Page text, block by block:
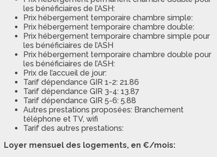
les bénéficiaires de l’ASH:
Prix hébergement temporaire chambre simple:
Prix hébergement temporaire chambre double:
Prix hébergement temporaire chambre simple pour
les bénéficiaires de l’ASH
Prix hébergement temporaire chambre double pour
les bénéficiaires de l’ASH:
Prix de l’accueil de jour:
Tarif dépendance GIR 1-2: 21.86
Tarif dépendance GIR 3-4: 13.87
Tarif dépendance GIR 5-6: 5.88
Autres prestations proposées: Branchement
téléphone et TV, wifi
Tarif des autres prestations:
Loyer mensuel des logements, en €/mois: